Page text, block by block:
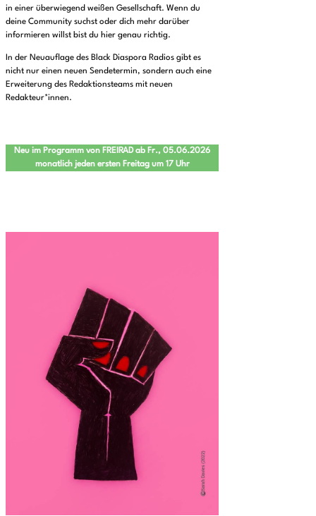
in einer überwiegend weißen Gesellschaft. Wenn du
deine Community suchst oder dich mehr darüber
informieren willst bist du hier genau richtig.
In der Neuauflage des Black Diaspora Radios gibt es
nicht nur einen neuen Sendetermin, sondern auch eine
Erweiterung des Redaktionsteams mit neuen
Redakteur*innen.
Neu im Programm von FREIRAD ab Fr., 05.06.2026
monatlich jeden ersten Freitag um 17 Uhr